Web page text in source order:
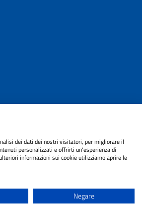
del sito
SMART
dei dati dei nostri visitatori, per migliorare il
personalizzati e offrirti un'esperienza di
informazioni sui cookie utilizziamo aprire le
Negare